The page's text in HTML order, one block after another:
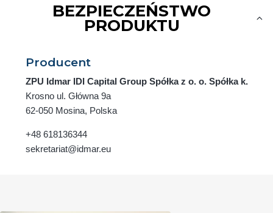
BEZPIECZEŃSTWO
PRODUKTU
Producent
ZPU Idmar IDI Capital Group Spółka z o. o. Spółka k.
Krosno ul. Główna 9a
62-050 Mosina, Polska
+48 618136344
sekretariat@idmar.eu